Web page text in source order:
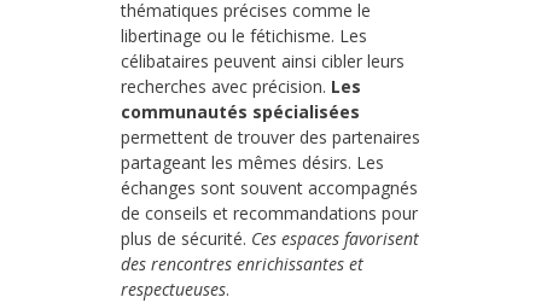
thématiques précises comme le
libertinage ou le fétichisme. Les
célibataires peuvent ainsi cibler leurs
recherches avec précision. Les
communautés spécialisées
permettent de trouver des partenaires
partageant les mêmes désirs. Les
échanges sont souvent accompagnés
de conseils et recommandations pour
plus de sécurité. Ces espaces favorisent
des rencontres enrichissantes et
respectueuses.